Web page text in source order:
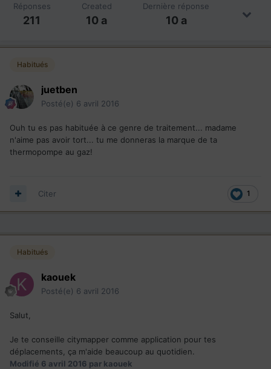
Réponses
211
Created
10 a
Dernière réponse
10 a
Habitués
juetben
Posté(e) 6 avril 2016
Ouh tu es pas habituée à ce genre de traitement... madame
n'aime pas avoir tort... tu me donneras la marque de ta
thermopompe au gaz!
1
Citer
Habitués
kaouek
Posté(e) 6 avril 2016
Salut,
Je te conseille citymapper comme application pour tes
déplacements, ça m'aide beaucoup au quotidien.
Modifié 6 avril 2016 par kaouek